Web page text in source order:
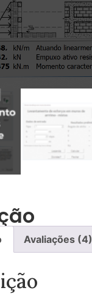
Avaliações (4)